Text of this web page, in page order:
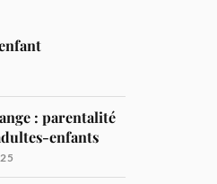
: parentalité
enfants